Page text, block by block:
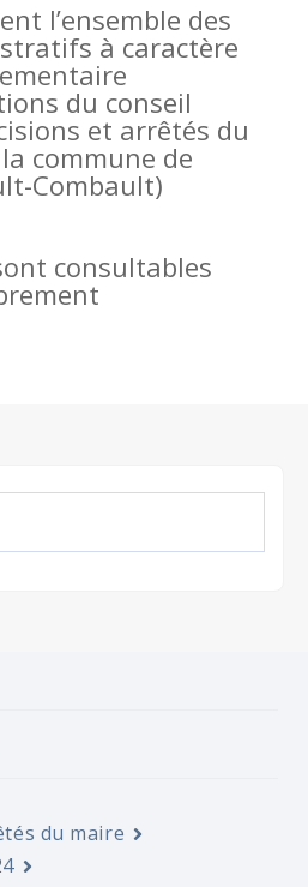
l’ensemble des
à caractère
du conseil
et arrêtés du
commune de
Combault)
consultables
du maire